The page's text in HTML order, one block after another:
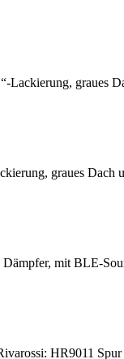
graues
graues Dach
mit BLE-
HR9011